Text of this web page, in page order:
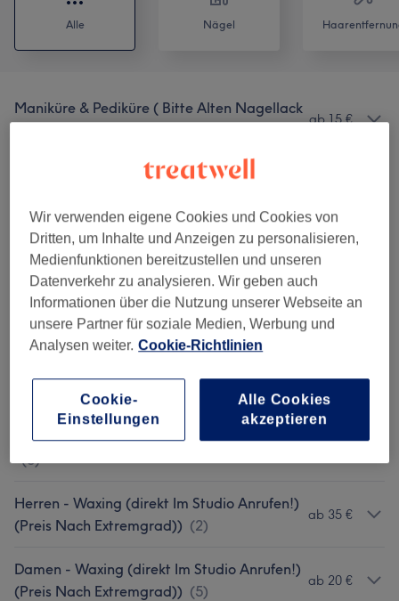
Alle Nägel
Maniküre & Pediküre ( Bitte Alten Nagellack
ab 15 €
Gesichtsbehandlungen (Absage 24 Std
Permanent Make-Up (Absage 24 Std Vorver)
1)
Wimpernverlängerungen (Absage 24 Std
Vorher) ( 3)
ab 70 €
1)
ab 60 €
Zubuchbare Extras( Nur Im Vereinbaren)
(5)
Herren - Waxing (direkt Im Studio Anrufen!)
(Preis Nach Extremgrad)) (2)
ab 35 €
Damen - Waxing (direkt Im Studio Anrufen!)
(Preis Nach Extremgrad)) (5)
ab 20 €
Wir verwenden eigene Cookies und Cookies von
Dritten, um Inhalte und Anzeigen zu personalisieren,
Medienfunktionen bereitzustellen und unseren
Datenverkehr zu analysieren. Wir geben auch
Informationen über die Nutzung unserer Webseite an
unsere Partner für soziale Medien, Werbung und
Analysen weiter. Cookie-Richtlinien
Cookie-
Einstellungen
Alle Cookies
akzeptieren